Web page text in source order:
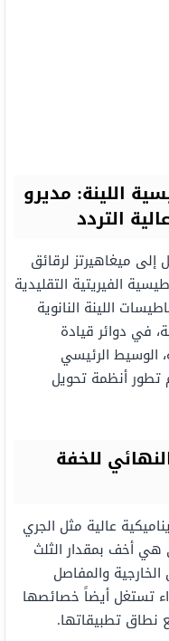
اللينة: مديرو
التردد
ميغاهيرتز لرقائق
الفيريتية التقليدية
اللينة النانوية
في دوائر قيادة
الوسيط الرئيسي
تطور أنظمة تحويل
للخفة
عالية مثل الجري
هي أخف بمقدار الثلث
الخارجية والمفاصل
تستغل أيضاً خصائصها
نطاق تطبيقاتها.